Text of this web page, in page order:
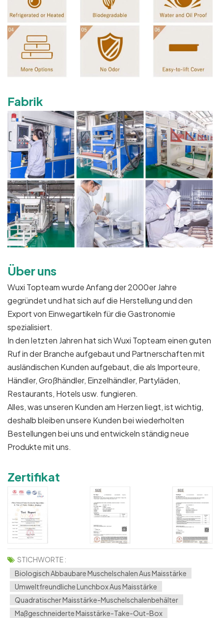
Fabrik
Über uns
Wuxi Topteam wurde Anfang der 2000er Jahre
gegründet und hat sich auf die Herstellung und den
Export von Einwegartikeln für die Gastronomie
spezialisiert.
In den letzten Jahren hat sich Wuxi Topteam einen guten
Ruf in der Branche aufgebaut und Partnerschaften mit
ausländischen Kunden aufgebaut, die als Importeure,
Händler, Großhändler, Einzelhändler, Partyläden,
Restaurants, Hotels usw. fungieren.
Alles, was unseren Kunden am Herzen liegt, ist wichtig,
deshalb bleiben unsere Kunden bei wiederholten
Bestellungen bei uns und entwickeln ständig neue
Produkte mit uns.
Zertifikat
STICHWORTE :
Biologisch Abbaubare Muschelschalen Aus Maisstärke
Umweltfreundliche Lunchbox Aus Maisstärke
Quadratischer Maisstärke-Muschelschalenbehälter
Maßgeschneiderte Maisstärke-Take-Out-Box